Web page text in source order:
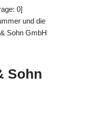
0]
und die
Sohn GmbH
Sohn